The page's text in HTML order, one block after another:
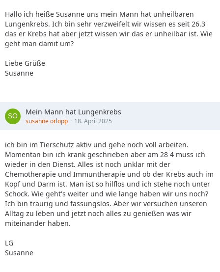
Hallo ich heiße Susanne uns mein Mann hat unheilbaren
Lungenkrebs. Ich bin sehr verzweifelt wir wissen es seit 26.3
das er Krebs hat aber jetzt wissen wir das er unheilbar ist. Wie
geht man damit um?
Liebe Grüße
Susanne
Mein Mann hat Lungenkrebs
susanne orlopp 18. April 2025
ich bin im Tierschutz aktiv und gehe noch voll arbeiten.
Momentan bin ich krank geschrieben aber am 28 4 muss ich
wieder in den Dienst. Alles ist noch unklar mit der
Chemotherapie und Immuntherapie und ob der Krebs auch im
Kopf und Darm ist. Man ist so hilflos und ich stehe noch unter
Schock. Wie geht's weiter und wie lange haben wir uns noch?
Ich bin traurig und fassungslos. Aber wir versuchen unseren
Alltag zu leben und jetzt noch alles zu genießen was wir
miteinander haben.
LG
Susanne